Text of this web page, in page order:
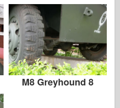
M8 Greyhound 8